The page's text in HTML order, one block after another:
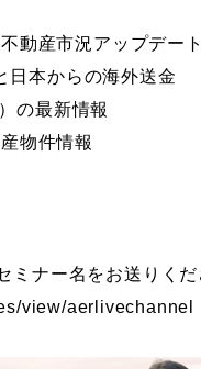
動産市況アップデー
日本からの海外送金
の最新情報
物件情報
ミナー名をお送りく
view/aerlivechannel